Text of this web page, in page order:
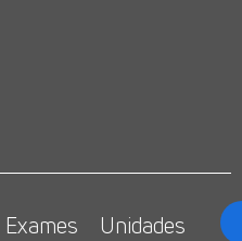
Exames
Unidades